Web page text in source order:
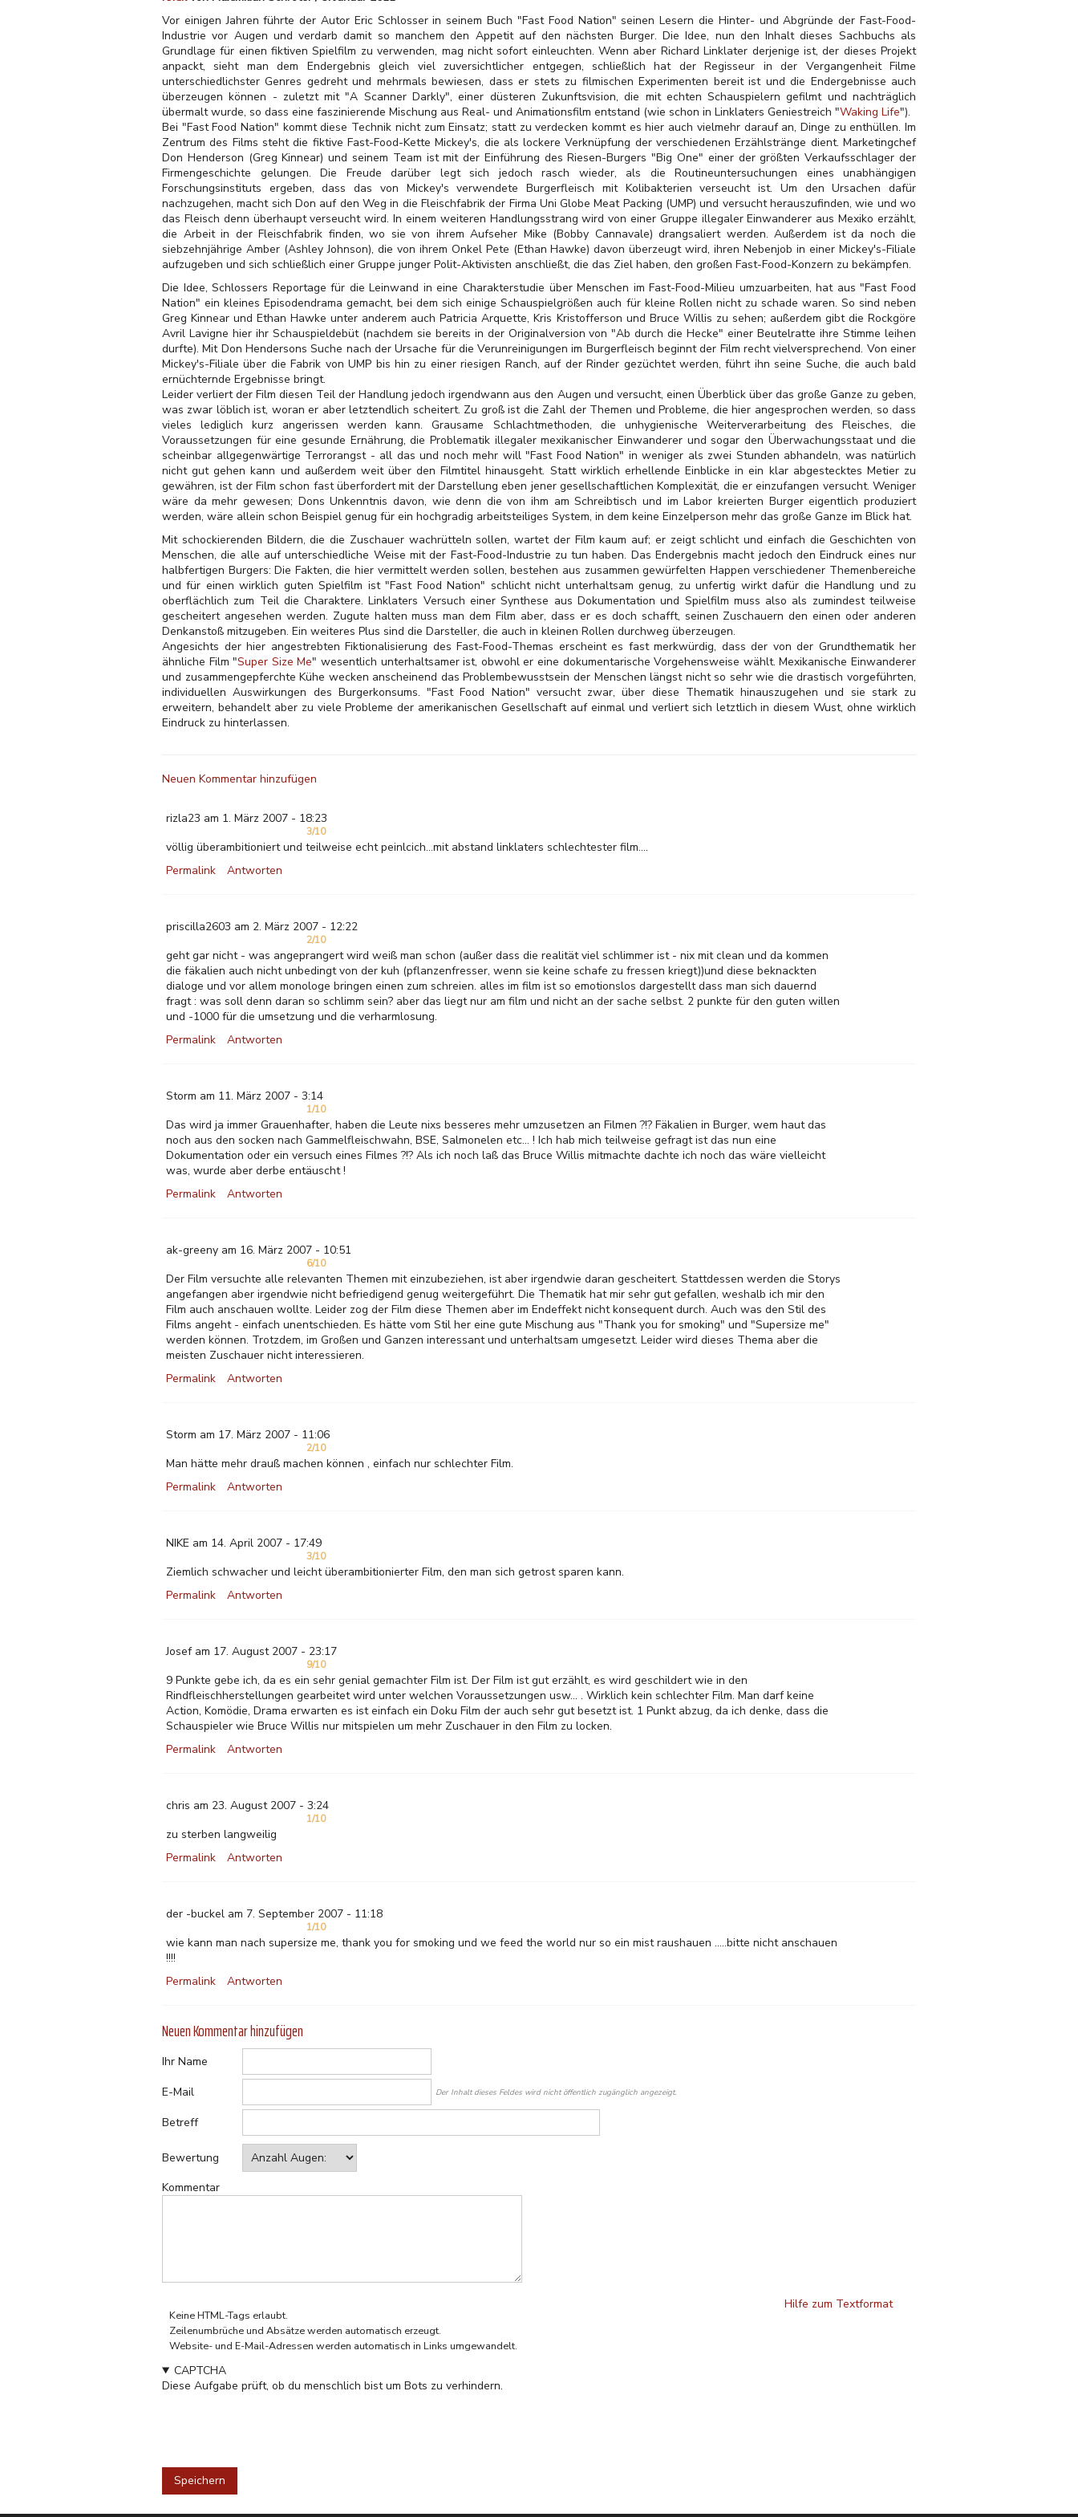
Vor einigen Jahren führte der Autor Eric Schlosser in seinem Buch "Fast Food Nation" seinen Lesern die Hinter- und Abgründe der Fast-Food-
Industrie vor Augen und verdarb damit so manchem den Appetit auf den nächsten Burger. Die Idee, nun den Inhalt dieses Sachbuchs als
Grundlage für einen fiktiven Spielfilm zu verwenden, mag nicht sofort einleuchten. Wenn aber Richard Linklater derjenige ist, der dieses Projekt
anpackt, sieht man dem Endergebnisgleich viel zuversichtlicher entgegen, schließlich hat der Regisseur in der Vergangenheit Filme
unterschiedlichster Genres gedreht und mehrmals bewiesen, dass er stets zu filmischen Experimenten bereit ist und die Endergebnisse auch
überzeugen können - zuletzt mit "A Scanner Darkly", einer düsteren Zukunftsvision, die mit echten Schauspielern gefilmt und nachträglich
übermalt wurde, so dass eine faszinierende Mischung aus Real- und Animationsfilm entstand (wie schon in Linklaters Geniestreich "Waking Life").
Bei "Fast Food Nation" kommt diese Technik nicht zum Einsatz; statt zu verdecken kommt es hier auch vielmehr darauf an, Dinge zu enthüllen. Im
Zentrum des Films steht die fiktive Fast-Food-Kette Mickey's, die als lockere Verknüpfung der verschiedenen Erzählstränge dient. Marketingchef
Don Henderson (Greg Kinnear) und seinem Team ist mit der Einführung des Riesen-Burgers "Big One" einer der größten Verkaufsschlager der
Firmengeschichte gelungen. Die Freude darüber legt sich jedoch rasch wieder, als die Routineuntersuchungen eines unabhängigen
Forschungsinstituts ergeben, dass das von Mickey's verwendete Burgerfleisch mit Kolibakterien verseucht ist. Um den Ursachen dafür
nachzugehen, macht sich Don auf den Weg in die Fleischfabrik der Firma Uni Globe Meat Packing (UMP) und versucht herauszufinden, wie und wo
das Fleisch denn überhaupt verseucht wird. In einem weiteren Handlungsstrang wird von einer Gruppe illegaler Einwanderer aus Mexiko erzählt,
die Arbeit in der Fleischfabrik finden, wo sie von ihrem Aufseher Mike (Bobby Cannavale) drangsaliert werden. Außerdem ist da noch die
siebzehnjährige Amber (Ashley Johnson), die von ihrem Onkel Pete (Ethan Hawke) davon überzeugt wird, ihren Nebenjob in einer Mickey's-Filiale
aufzugeben und sich schließlich einer Gruppe junger Polit-Aktivisten anschließt, die das Ziel haben, den großen Fast-Food-Konzern zu bekämpfen.
Die Idee, Schlossers Reportage für die Leinwand in eine Charakterstudie über Menschen im Fast-Food-Milieu umzuarbeiten, hat aus "Fast Food
Nation" ein kleines Episodendrama gemacht, bei dem sich einige Schauspielgrößen auch für kleine Rollen nicht zu schade waren. So sind neben
Greg Kinnear und Ethan Hawke unter anderem auch Patricia Arquette, Kris Kristofferson und Bruce Willis zu sehen; außerdem gibt die Rockgöre
Avril Lavigne hier ihr Schauspieldebüt (nachdem sie bereits in der Originalversion von "Ab durch die Hecke" einer Beutelratte ihre Stimme leihen
durfte). Mit Don Hendersons Suche nach der Ursache für die Verunreinigungen im Burgerfleisch beginnt der Film recht vielversprechend. Von einer
Mickey's-Filiale über die Fabrik von UMP bis hin zu einer riesigen Ranch, auf der Rinder gezüchtet werden, führt ihn seine Suche, die auch bald
ernüchternde Ergebnisse bringt.
Leider verliert der Film diesen Teil der Handlung jedoch irgendwann aus den Augen und versucht, einen Überblick über das große Ganze zu geben,
was zwar löblich ist, woran er aber letztendlich scheitert. Zu groß ist die Zahl der Themen und Probleme, die hier angesprochen werden, so dass
vieles lediglich kurz angerissen werden kann. Grausame Schlachtmethoden, die unhygienische Weiterverarbeitung des Fleisches, die
Voraussetzungen für eine gesunde Ernährung, die Problematik illegaler mexikanischer Einwanderer und sogar den Überwachungsstaat und die
scheinbar allgegenwärtige Terrorangst - all das und noch mehr will "Fast Food Nation" in weniger als zwei Stunden abhandeln, was natürlich
nicht gut gehen kann und außerdem weit über den Filmtitel hinausgeht. Statt wirklich erhellende Einblicke in ein klar abgestecktes Metier zu
gewähren, ist der Film schon fast überfordert mit der Darstellung eben jener gesellschaftlichen Komplexität, die er einzufangen versucht. Weniger
wäre da mehr gewesen; Dons Unkenntnis davon, wie denn die von ihm am Schreibtisch und im Labor kreierten Burger eigentlich produziert
werden, wäre allein schon Beispiel genug für ein hochgradig arbeitsteiliges System, in dem keine Einzelperson mehr das große Ganze im Blick hat.
Mit schockierenden Bildern, die die Zuschauer wachrütteln sollen, wartet der Film kaum auf; er zeigt schlicht und einfach die Geschichten von
Menschen, die alle auf unterschiedliche Weise mit der Fast-Food-Industrie zu tun haben. Das Endergebnis macht jedoch den Eindruck eines nur
halbfertigen Burgers: Die Fakten, die hier vermittelt werden sollen, bestehen aus zusammen gewürfelten Happen verschiedener Themenbereiche
und für einen wirklich guten Spielfilm ist "Fast Food Nation" schlicht nicht unterhaltsam genug, zu unfertig wirkt dafür die Handlung und zu
oberflächlich zum Teil die Charaktere. Linklaters Versuch einer Synthese aus Dokumentation und Spielfilm muss also als zumindest teilweise
gescheitert angesehen werden. Zugute halten muss man dem Film aber, dass er es doch schafft, seinen Zuschauern den einen oder anderen
Denkanstoß mitzugeben. Ein weiteres Plus sind die Darsteller, die auch in kleinen Rollen durchweg überzeugen.
Angesichts der hier angestrebten Fiktionalisierung des Fast-Food-Themas erscheint es fast merkwürdig, dass der von der Grundthematik her
ähnliche Film "Super Size Me" wesentlich unterhaltsamer ist, obwohl er eine dokumentarische Vorgehensweise wählt. Mexikanische Einwanderer
und zusammengepferchte Kühe wecken anscheinend das Problembewusstsein der Menschen längst nicht so sehr wie die drastisch vorgeführten,
individuellen Auswirkungen des Burgerkonsums. "Fast Food Nation" versucht zwar, über diese Thematik hinauszugehen und sie stark zu
erweitern, behandelt aber zu viele Probleme der amerikanischen Gesellschaft auf einmal und verliert sich letztlich in diesem Wust, ohne wirklich
Eindruck zu hinterlassen.
Neuen Kommentar hinzufügen
rizla23 am 1. März 2007 - 18:23
3/10
völlig überambitioniert und teilweise echt peinlcich...mit abstand linklaters schlechtester film....
Permalink
Antworten
priscilla2603 am 2. März 2007 - 12:22
2/10
geht gar nicht - was angeprangert wird weiß man schon (außer dass die realität viel schlimmer ist - nix mit clean und da kommen
die fäkalien auch nicht unbedingt von der kuh (pflanzenfresser, wenn sie keine schafe zu fressen kriegt))und diese beknackten
dialoge und vor allem monologe bringen einen zum schreien. alles im film ist so emotionslos dargestellt dass man sich dauernd
fragt : was soll denn daran so schlimm sein? aber das liegt nur am film und nicht an der sache selbst. 2 punkte für den guten willen
und -1000 für die umsetzung und die verharmlosung.
Permalink
Antworten
Storm am 11. März 2007 - 3:14
1/10
Das wird ja immer Grauenhafter, haben die Leute nixs besseres mehr umzusetzen an Filmen ?!? Fäkalien in Burger, wem haut das
noch aus den socken nach Gammelfleischwahn, BSE, Salmonelen etc... ! Ich hab mich teilweise gefragt ist das nun eine
Dokumentation oder ein versuch eines Filmes ?!? Als ich noch laß das Bruce Willis mitmachte dachte ich noch das wäre vielleicht
was, wurde aber derbe entäuscht !
Permalink
Antworten
ak-greeny am 16. März 2007 - 10:51
6/10
Der Film versuchte alle relevanten Themen mit einzubeziehen, ist aber irgendwie daran gescheitert. Stattdessen werden die Storys
angefangen aber irgendwie nicht befriedigend genug weitergeführt. Die Thematik hat mir sehr gut gefallen, weshalb ich mir den
Film auch anschauen wollte. Leider zog der Film diese Themen aber im Endeffekt nicht konsequent durch. Auch was den Stil des
Films angeht - einfach unentschieden. Es hätte vom Stil her eine gute Mischung aus "Thank you for smoking" und "Supersize me"
werden können. Trotzdem, im Großen und Ganzen interessant und unterhaltsam umgesetzt. Leider wird dieses Thema aber die
meisten Zuschauer nicht interessieren.
Permalink
Antworten
Storm am 17. März 2007 - 11:06
2/10
Man hätte mehr drauß machen können , einfach nur schlechter Film.
Permalink
Antworten
NIKE am 14. April 2007 - 17:49
3/10
Ziemlich schwacher und leicht überambitionierter Film, den man sich getrost sparen kann.
Permalink
Antworten
Josef am 17. August 2007 - 23:17
9/10
9 Punkte gebe ich, da es ein sehr genial gemachter Film ist. Der Film ist gut erzählt, es wird geschildert wie in den
Rindfleischherstellungen gearbeitet wird unter welchen Voraussetzungen usw... . Wirklich kein schlechter Film. Man darf keine
Action, Komödie, Drama erwarten es ist einfach ein Doku Film der auch sehr gut besetzt ist. 1 Punkt abzug, da ich denke, dass die
Schauspieler wie Bruce Willis nur mitspielen um mehr Zuschauer in den Film zu locken.
Permalink
Antworten
chris am 23. August 2007 - 3:24
1/10
zu sterben langweilig
Permalink
Antworten
der -buckel am 7. September 2007 - 11:18
1/10
wie kann man nach supersize me, thank you for smoking und we feed the world nur so ein mist raushauen .....bitte nicht anschauen
!!!!
Permalink
Antworten
Neuen Kommentar hinzufügen
Ihr Name
E-Mail
Der Inhalt dieses Feldes wird nicht öffentlich zugänglich angezeigt.
Betreff
Bewertung
Kommentar
Hilfe zum Textformat
Keine HTML-Tags erlaubt.
Zeilenumbrüche und Absätze werden automatisch erzeugt.
Website- und E-Mail-Adressen werden automatisch in Links umgewandelt.
CAPTCHA
Diese Aufgabe prüft, ob du menschlich bist um Bots zu verhindern.